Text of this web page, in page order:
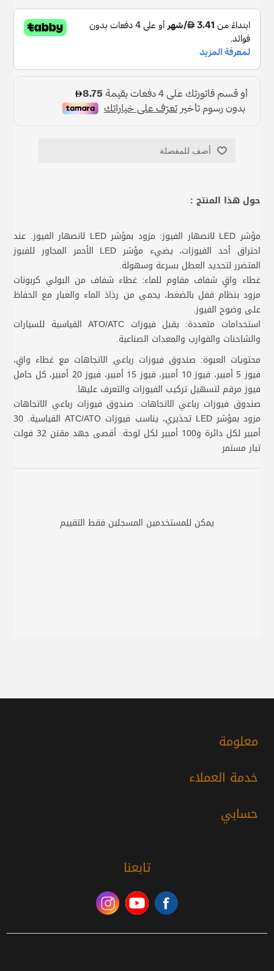
أضف للمفضلة
حول هذا المنتج :
مؤشر LED لانصهار الفيوز: مزود بمؤشر LED لانصهار الفيوز. عند
احتراق أحد الفيوزات، يضيء مؤشر LED الأحمر المجاور للفيوز
المتضرر لتحديد العطل بسرعة وسهولة.
غطاء واقٍ شفاف مقاوم للماء: غطاء شفاف من البولي كربونات
مزود بنظام قفل بالضغط، يحمي من رذاذ الماء والغبار مع الحفاظ
على وضوح الفيوز.
استخدامات متعددة: يقبل فيوزات ATO/ATC القياسية للسيارات
والشاحنات والقوارب والمعدات الصناعية.
محتويات العبوة: صندوق فيوزات رباعي الاتجاهات مع غطاء واقٍ،
فيوز 5 أمبير، فيوز 10 أمبير، فيوز 15 أمبير، فيوز 20 أمبير، كل حامل
فيوز مرقم لتسهيل تركيب الفيوزات والتعرف عليها.
صندوق فيوزات رباعي الاتجاهات: صندوق فيوزات رباعي الاتجاهات
مزود بمؤشر LED تحذيري، يناسب فيوزات ATC/ATO القياسية. 30
أمبير لكل دائرة و100 أمبير لكل لوحة. أقصى جهد مقنن 32 فولت
تيار مستمر
يمكن للمستخدمين المسجلين فقط التقييم
معلومة
خدمة العملاء
حسابي
تابعنا